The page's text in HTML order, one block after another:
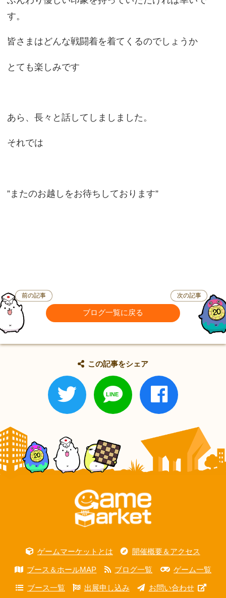
す。
皆さまはどんな戦闘着を着てくるのでしょうか
とても楽しみです
あら、長々と話してしましました。
それでは
”またのお越しをお待ちしております”
前の記事
ブログ一覧に戻る
次の記事
この記事をシェア
ゲームマーケットとは 開催概要＆アクセス
ブース＆ホールMAP ブログ一覧 ゲーム一覧
ブース一覧 出展申し込み お問い合わせ